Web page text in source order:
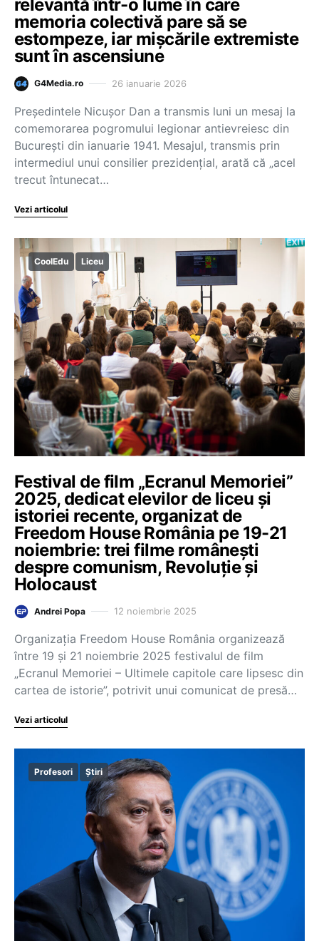
relevantă într-o lume în care
memoria colectivă pare să se
estompeze, iar mișcările extremiste
sunt în ascensiune
G4Media.ro 26 ianuarie 2026
Președintele Nicușor Dan a transmis luni un mesaj la
comemorarea pogromului legionar antievreiesc din
București din ianuarie 1941. Mesajul, transmis prin
intermediul unui consilier prezidențial, arată că „acel
trecut întunecat…
Vezi articolul
CoolEdu Liceu
Festival de film „Ecranul Memoriei”
2025, dedicat elevilor de liceu și
istoriei recente, organizat de
Freedom House România pe 19-21
noiembrie: trei filme românești
despre comunism, Revoluție și
Holocaust
Andrei Popa 12 noiembrie 2025
Organizația Freedom House România organizează
între 19 și 21 noiembrie 2025 festivalul de film
„Ecranul Memoriei – Ultimele capitole care lipsesc din
cartea de istorie”, potrivit unui comunicat de presă…
Vezi articolul
Profesori Știri